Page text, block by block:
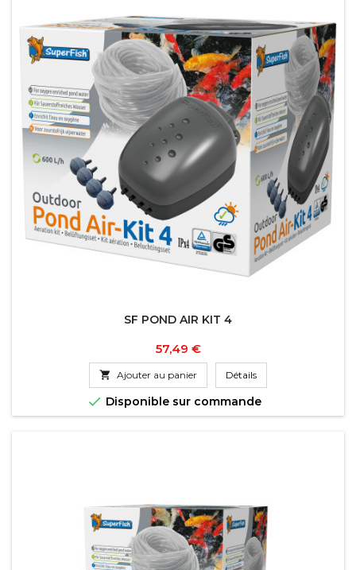
SF POND AIR KIT 4
Prix
57,49 €
 Ajouter au panier Détails
 Disponible sur commande